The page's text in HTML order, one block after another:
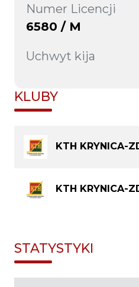
Numer Licencji
6580 / M
Uchwyt kija
KLUBY
KTH KRYNICA-
KTH KRYNICA-
STATYSTYKI